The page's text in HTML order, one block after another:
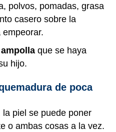
polvos, pomadas, grasa
casero sobre la
que se haya
hijo.
de poca
piel se puede poner
o ambas cosas a la vez.